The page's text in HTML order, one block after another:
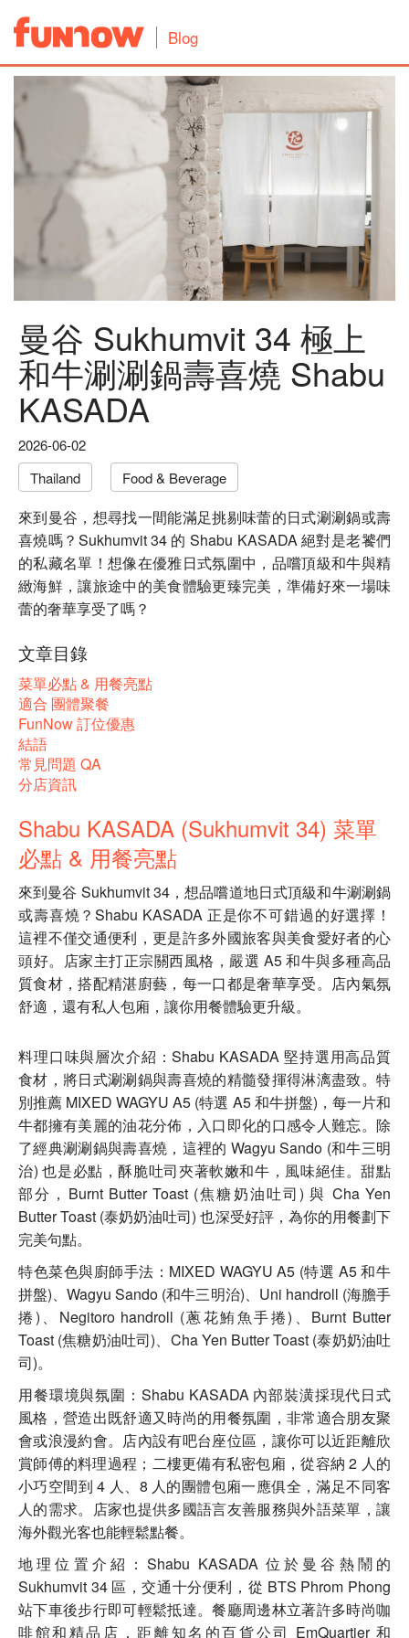
Blog
曼谷 Sukhumvit 34 極上
和牛涮涮鍋壽喜燒 Shabu
KASADA
2026-06-02
Thailand
Food & Beverage
來到曼谷，想尋找一間能滿足挑剔味蕾的日式涮涮鍋或壽
喜燒嗎？Sukhumvit 34 的 Shabu KASADA 絕對是老饕們
的私藏名單！想像在優雅日式氛圍中，品嚐頂級和牛與精
緻海鮮，讓旅途中的美食體驗更臻完美，準備好來一場味
蕾的奢華享受了嗎？
文章目錄
菜單必點 & 用餐亮點
適合 團體聚餐
FunNow 訂位優惠
結語
常見問題 QA
分店資訊
Shabu KASADA (Sukhumvit 34) 菜單
必點 & 用餐亮點
來到曼谷 Sukhumvit 34，想品嚐道地日式頂級和牛涮涮鍋
或壽喜燒？Shabu KASADA 正是你不可錯過的好選擇！
這裡不僅交通便利，更是許多外國旅客與美食愛好者的心
頭好。店家主打正宗關西風格，嚴選 A5 和牛與多種高品
質食材，搭配精湛廚藝，每一口都是奢華享受。店內氣氛
舒適，還有私人包廂，讓你用餐體驗更升級。
料理口味與層次介紹：Shabu KASADA 堅持選用高品質
食材，將日式涮涮鍋與壽喜燒的精髓發揮得淋漓盡致。特
別推薦 MIXED WAGYU A5 (特選 A5 和牛拼盤)，每一片和
牛都擁有美麗的油花分佈，入口即化的口感令人難忘。除
了經典涮涮鍋與壽喜燒，這裡的 Wagyu Sando (和牛三明
治) 也是必點，酥脆吐司夾著軟嫩和牛，風味絕佳。甜點
部分，Burnt Butter Toast (焦糖奶油吐司) 與 Cha Yen
Butter Toast (泰奶奶油吐司) 也深受好評，為你的用餐劃下
完美句點。
特色菜色與廚師手法：MIXED WAGYU A5 (特選 A5 和牛
拼盤)、Wagyu Sando (和牛三明治)、Uni handroll (海膽手
捲)、Negitoro handroll (蔥花鮪魚手捲)、Burnt Butter
Toast (焦糖奶油吐司)、Cha Yen Butter Toast (泰奶奶油吐
司)。
用餐環境與氛圍：Shabu KASADA 內部裝潢採現代日式
風格，營造出既舒適又時尚的用餐氛圍，非常適合朋友聚
會或浪漫約會。店內設有吧台座位區，讓你可以近距離欣
賞師傅的料理過程；二樓更備有私密包廂，從容納 2 人的
小巧空間到 4 人、8 人的團體包廂一應俱全，滿足不同客
人的需求。店家也提供多國語言友善服務與外語菜單，讓
海外觀光客也能輕鬆點餐。
地理位置介紹：Shabu KASADA 位於曼谷熱鬧的
Sukhumvit 34 區，交通十分便利，從 BTS Phrom Phong
站下車後步行即可輕鬆抵達。餐廳周邊林立著許多時尚咖
啡館和精品店，距離知名的百貨公司 EmQuartier 和